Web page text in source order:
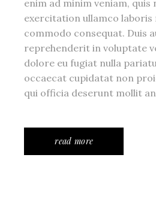
enim ad minim veniam, quis
exercitation ullamco laboris
commodo consequat. Duis
reprehenderit in voluptate
dolore eu fugiat nulla
occaecat cupidatat non
qui officia deserunt mollit
read more